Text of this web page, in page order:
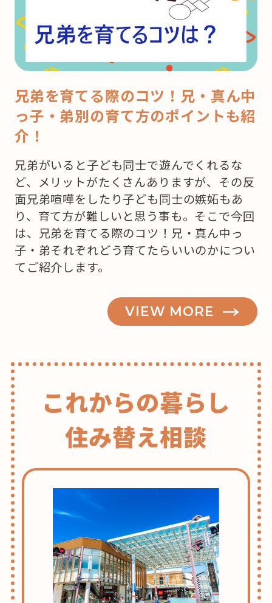
兄弟を育てる際のコツ！兄・真ん中
っ子・弟別の育て方のポイントも紹
介！
兄弟がいると子ども同士で遊んでくれるな
ど、メリットがたくさんありますが、その反
面兄弟喧嘩をしたり子ども同士の嫉妬もあ
り、育て方が難しいと思う事も。そこで今回
は、兄弟を育てる際のコツ！兄・真ん中っ
子・弟それぞれどう育てたらいいのかについ
てご紹介します。
VIEW MORE
これからの暮らし
住み替え相談